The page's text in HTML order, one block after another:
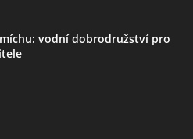
vodní dobrodružství pro